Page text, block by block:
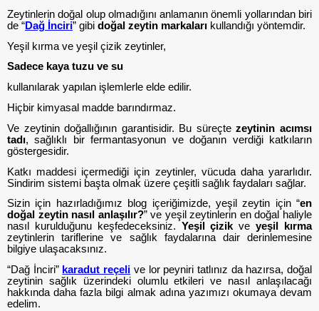
Zeytinlerin doğal olup olmadığını anlamanın önemli yollarından biri
de “Dağ İnciri” gibi doğal zeytin markaları kullandığı yöntemdir.
Yeşil kırma ve yeşil çizik zeytinler,
Sadece kaya tuzu ve su
kullanılarak yapılan işlemlerle elde edilir.
Hiçbir kimyasal madde barındırmaz.
Ve zeytinin doğallığının garantisidir. Bu süreçtezeytinin acımsı
tadı, sağlıklı bir fermantasyonun ve doğanın verdiği katkıların
göstergesidir.
Katkı maddesi içermediği için zeytinler, vücuda daha yararlıdır.
Sindirim sistemi başta olmak üzere çeşitli sağlık faydaları sağlar.
Sizin için hazırladığımız blog içeriğimizde, yeşil zeytin için “en
doğal zeytin nasıl anlaşılır?” ve yeşil zeytinlerin en doğal haliyle
nasıl kurulduğunu keşfedeceksiniz. Yeşil çizikveyeşil kırma
zeytinlerin tariflerine ve sağlık faydalarına dair derinlemesine
bilgiye ulaşacaksınız.
“Dağ İnciri” karadut reçeli ve lor peyniri tatlınız da hazırsa, doğal
zeytinin sağlık üzerindeki olumlu etkileri ve nasıl anlaşılacağı
hakkında daha fazla bilgi almak adına yazımızı okumaya devam
edelim.